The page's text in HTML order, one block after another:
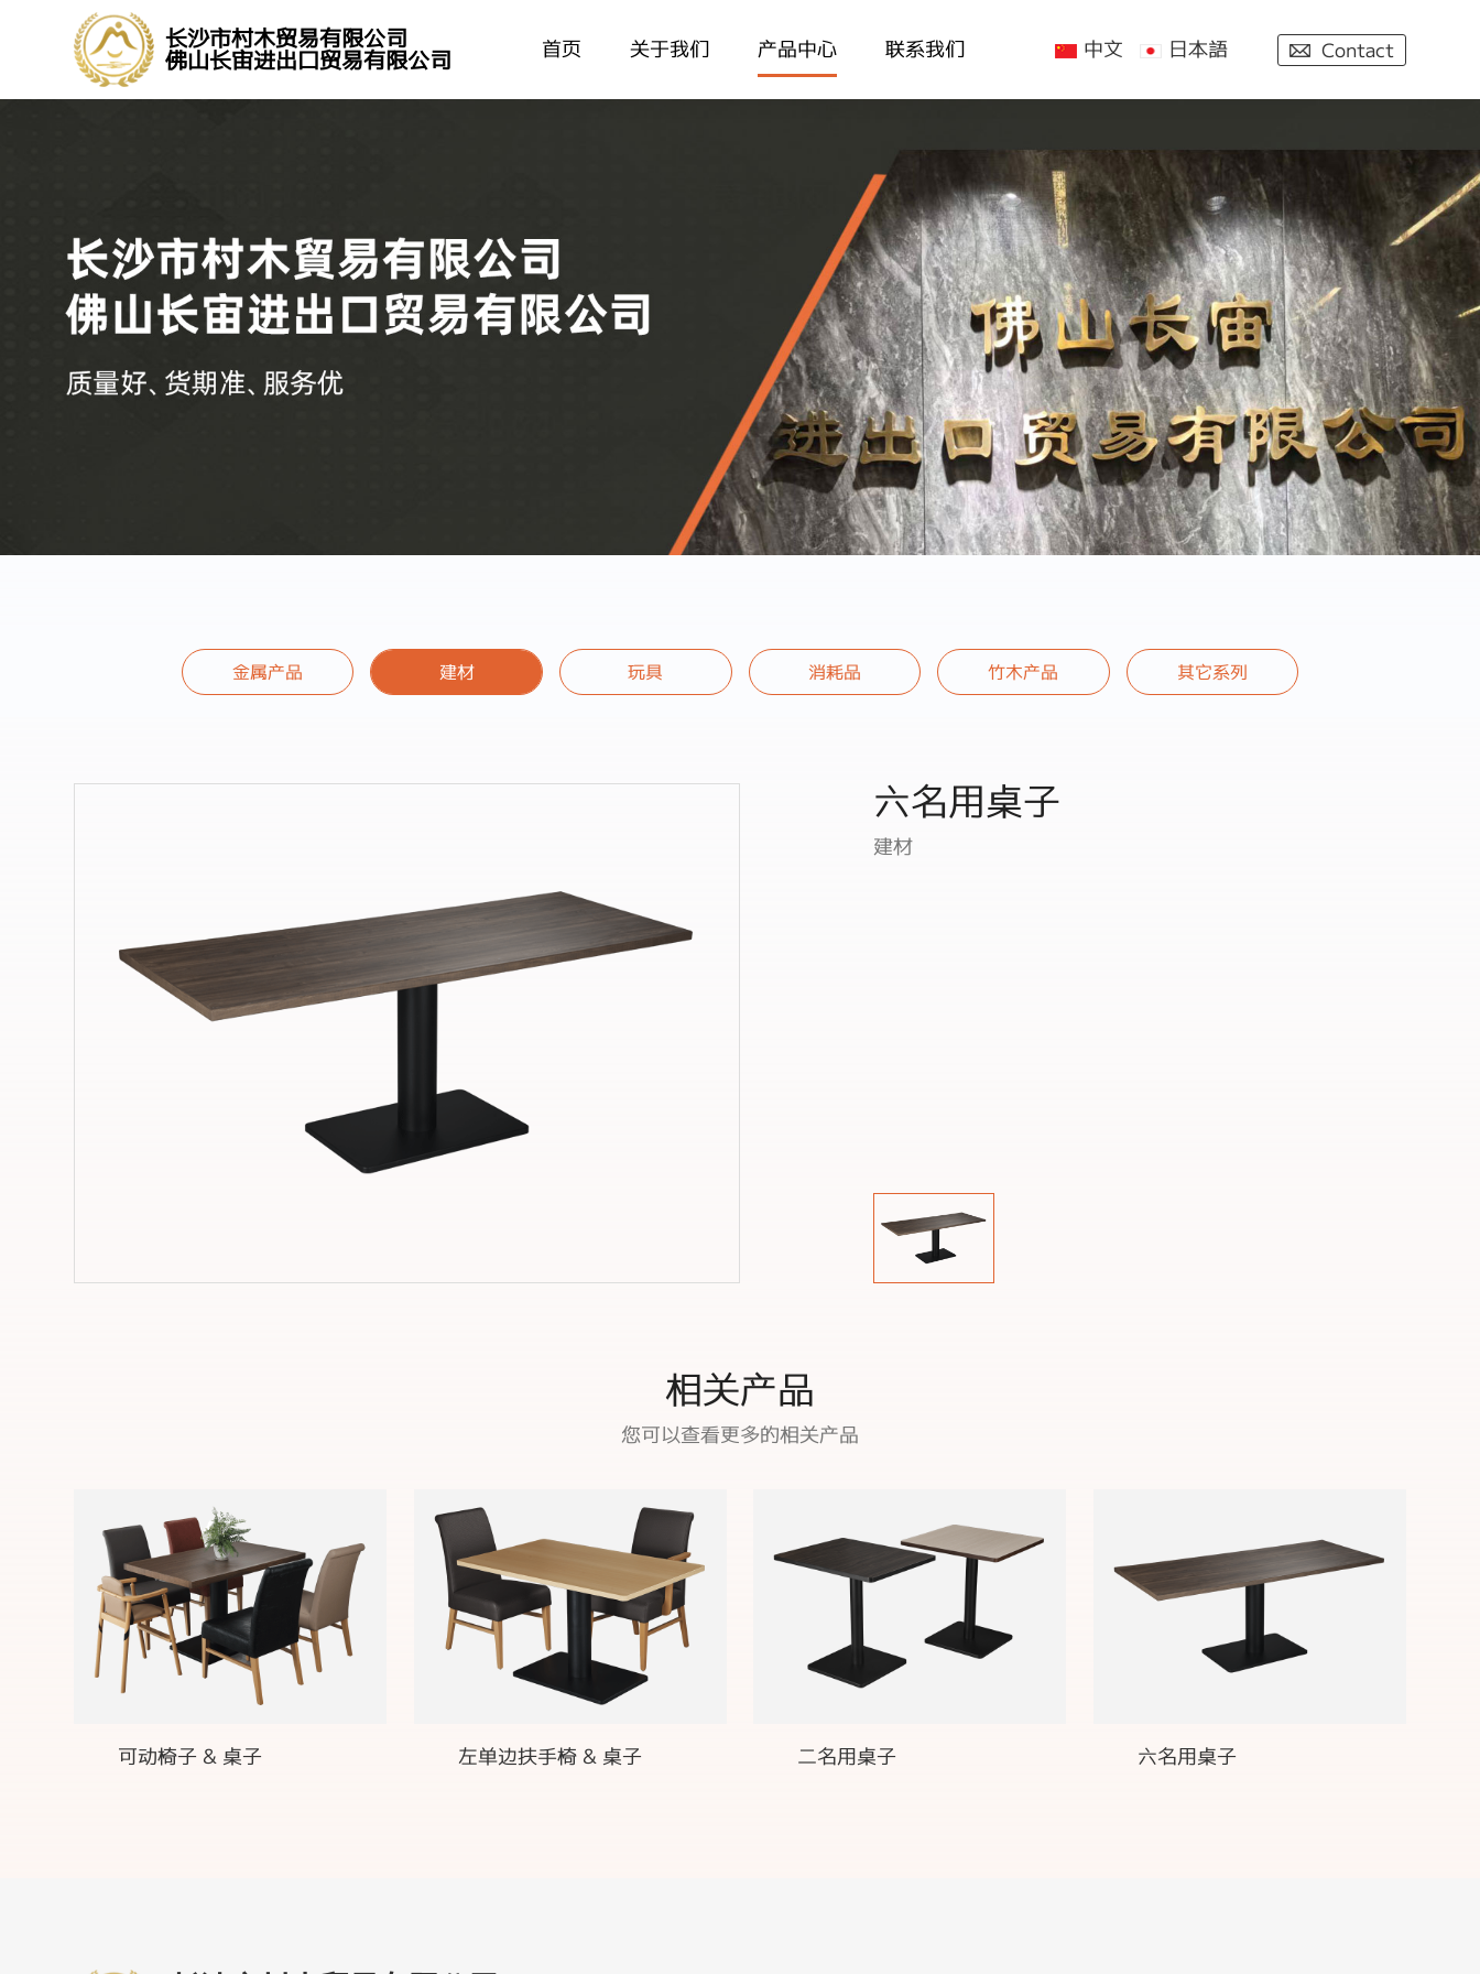
长沙市村木贸易有限公司
佛山长宙进出口贸易有限公司
首页 关于我们 产品中心
消耗品
竹木产品
其它系列
联系我们 中文 日本語 Contact
金属产品 建材 玩具 消耗品 竹木产品 其它系列
六名用桌子
建材
相关产品
您可以查看更多的相关产品
可动椅子 & 桌子 左单边扶手椅 & 桌子 二名用桌子 六名用桌子